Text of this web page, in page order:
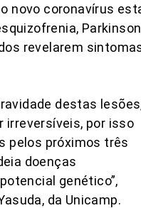
novo coronavírus
revelarem
destas
irreversíveis, por isso
pelos próximos três
doenças
genético”,
da Unicamp.